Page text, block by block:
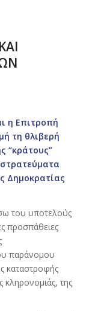
η Επιτροπή
τη θλιβερή
“κράτους”
Δημοκρατίας
του υποτελούς
προσπάθειες
παράνομου
καταστροφής
κληρονομιάς, της